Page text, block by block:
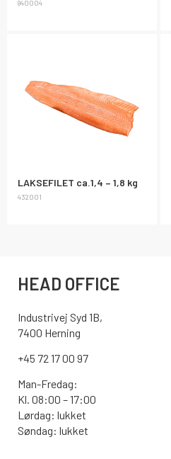
840004
LAKSEFILET ca.1,4 – 1,8 kg
432001
HEAD OFFICE
Industrivej Syd 1B,
7400 Herning
+45 72 17 00 97
Man-Fredag:
Kl. 08:00 – 17:00
Lørdag: lukket
Søndag: lukket